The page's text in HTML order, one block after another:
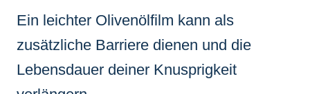
Ein leichter Olivenölfilm kann als
zusätzliche Barriere dienen und die
Lebensdauer deiner Knusprigkeit